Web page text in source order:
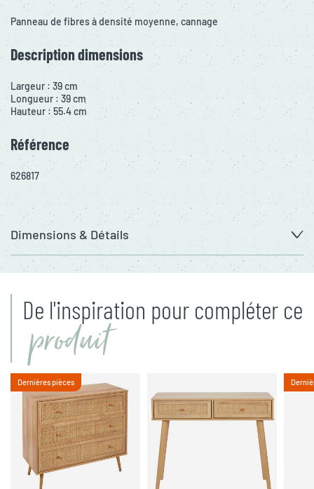
Panneau de fibres à densité moyenne, cannage
Description dimensions
Largeur : 39 cm
Longueur : 39 cm
Hauteur : 55.4 cm
Référence
626817
Dimensions & Détails
De l'inspiration pour compléter ce
produit
Dernières pièces